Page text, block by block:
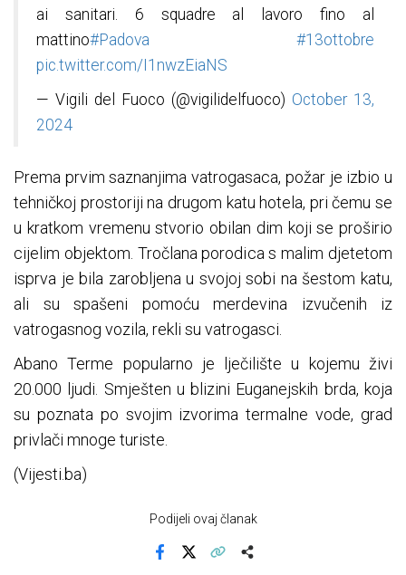
ai sanitari. 6 squadre al lavoro fino al
mattino#Padova
#13ottobre
pic.twitter.com/I1nwzEiaNS
— Vigili del Fuoco (@vigilidelfuoco) October 13,
2024
Prema prvim saznanjima vatrogasaca, požar je izbio u
tehničkoj prostoriji na drugom katu hotela, pri čemu se
u kratkom vremenu stvorio obilan dim koji se proširio
cijelim objektom. Tročlana porodica s malim djetetom
isprva je bila zarobljena u svojoj sobi na šestom katu,
ali su spašeni pomoću merdevina izvučenih iz
vatrogasnog vozila, rekli su vatrogasci.
Abano Terme popularno je lječilište u kojemu živi
20.000 ljudi. Smješten u blizini Euganejskih brda, koja
su poznata po svojim izvorima termalne vode, grad
privlači mnoge turiste.
(Vijesti.ba)
Podijeli ovaj članak